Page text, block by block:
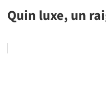
Quin luxe, un